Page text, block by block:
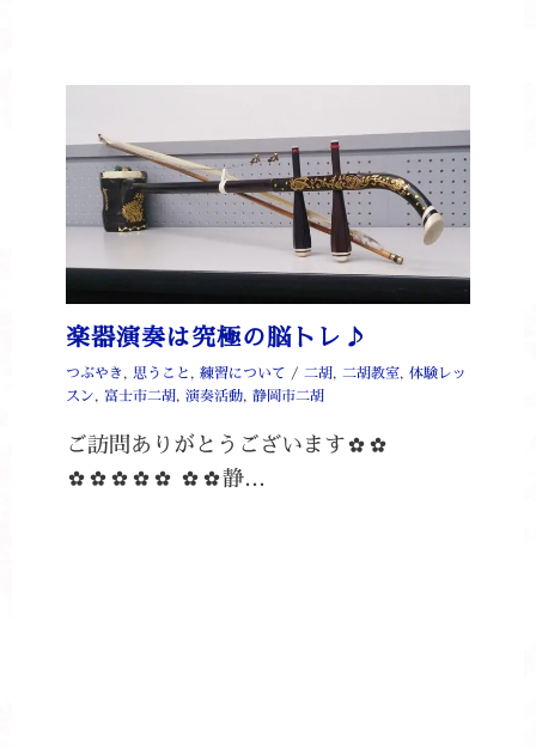
楽器演奏は究極の脳トレ♪
つぶやき, 思うこと, 練習について / 二胡, 二胡教室, 体験レッ
スン, 富士市二胡, 演奏活動, 静岡市二胡
ご訪問ありがとうございます✿✿
✿✿✿✿✿ ✿✿静…